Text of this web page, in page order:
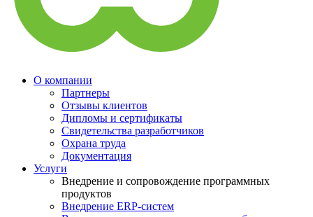
О компании
Партнеры
Отзывы клиентов
Дипломы и сертификаты
Свидетельства разработчиков
Охрана труда
Документация
Услуги
Внедрение и сопровождение программных
продуктов
Внедрение ERP-систем